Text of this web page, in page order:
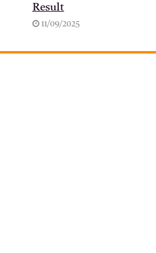
Result
11/09/2025